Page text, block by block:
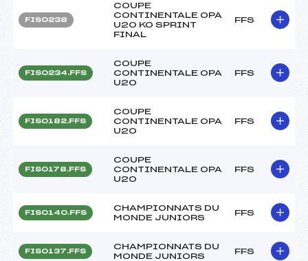
FIS0238
COUPE
CONTINENTALE OPA
U20 KO SPRINT
FINAL
FFS
FIS0234.FFS
COUPE
CONTINENTALE OPA
U20
FFS
FIS0182.FFS
COUPE
CONTINENTALE OPA
U20
FFS
FIS0178.FFS
COUPE
CONTINENTALE OPA
U20
FFS
FIS0140.FFS
CHAMPIONNATS DU
MONDE JUNIORS
FFS
FIS0137.FFS
CHAMPIONNATS DU
MONDE JUNIORS
FFS